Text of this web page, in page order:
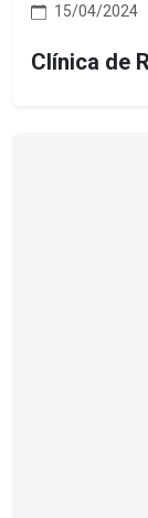
15/04/2024
Clínica de